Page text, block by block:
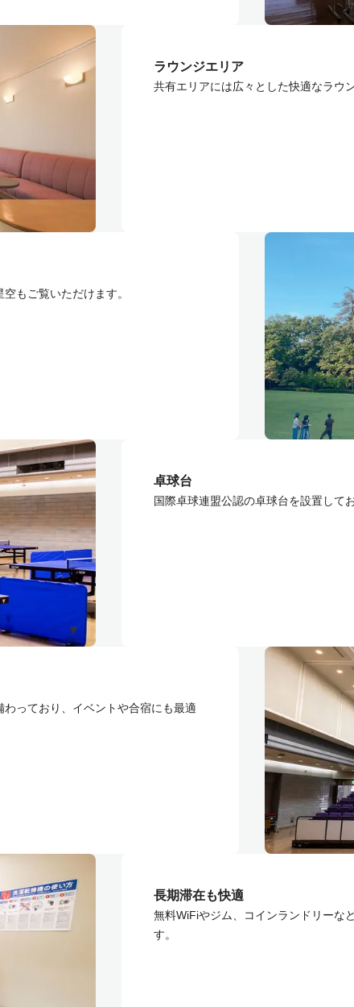
ラウンジエリア
共有エリアには広々とした快適なラウ
もご覧いただけます。
卓球台
国際卓球連盟公認の卓球台を設置して
っており、イベントや合宿にも最適
長期滞在も快適
無料WiFiやジム、コインランドリーな
す。